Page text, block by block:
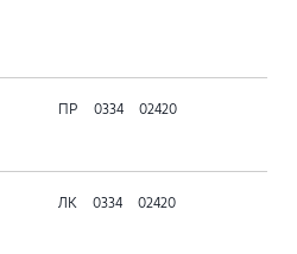
ПР 0334 02420
ЛК 0334 02420